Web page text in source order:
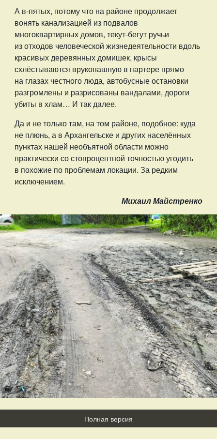
А в-пятых, потому что на районе продолжает
вонять канализацией из подвалов
многоквартирных домов, текут-бегут ручьи
из отходов человеческой жизнедеятельности вдоль
красивых деревянных домишек, крысы
схлёстываются врукопашную в партере прямо
на глазах честного люда, автобусные остановки
разгромлены и разрисованы вандалами, дороги
убиты в хлам… И так далее.
Да и не только там, на том районе, подобное: куда
не плюнь, а в Архангельске и других населённых
пунктах нашей необъятной области можно
практически со стопроцентной точностью угодить
в похожие по проблемам локации. За редким
исключением.
Михаил Майстренко
Полная версия